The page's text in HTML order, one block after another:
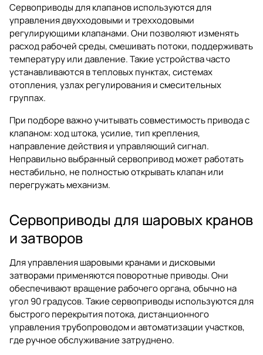
Сервоприводы для клапанов используются для
управления двухходовыми и трехходовыми
регулирующими клапанами. Они позволяют изменять
расход рабочей среды, смешивать потоки, поддерживать
температуру или давление. Такие устройства часто
устанавливаются в тепловых пунктах, системах
отопления, узлах регулирования и смесительных
группах.
При подборе важно учитывать совместимость привода с
клапаном: ход штока, усилие, тип крепления,
направление действия и управляющий сигнал.
Неправильно выбранный сервопривод может работать
нестабильно, не полностью открывать клапан или
перегружать механизм.
Сервоприводы для шаровых кранов
и затворов
Для управления шаровыми кранами и дисковыми
затворами применяются поворотные приводы. Они
обеспечивают вращение рабочего органа, обычно на
угол 90 градусов. Такие сервоприводы используются для
быстрого перекрытия потока, дистанционного
управления трубопроводом и автоматизации участков,
где ручное обслуживание затруднено.